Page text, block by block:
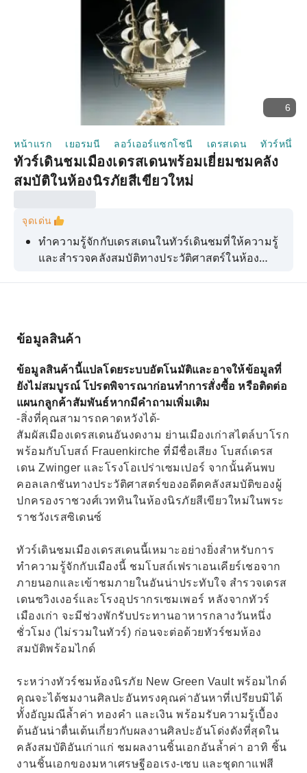
6
หน้าแรก เยอรมนี ลอว์เออร์แซกโซนี เดรสเดน ทัวร์หนึ่งวั
ทัวร์เดินชมเมืองเดรสเดนพร้อมเยี่ยมชมคลัง
สมบัติในห้องนิรภัยสีเขียวใหม่
จุดเด่น
ทำความรู้จักกับเดรสเดนในทัวร์เดินชมที่ให้ความรู้
และสำรวจคลังสมบัติทางประวัติศาสตร์ในห้อง
ข้อมูลสินค้า
ข้อมูลสินค้านี้แปลโดยระบบอัตโนมัติและอาจให้ข้อมูลที่
ยังไม่สมบูรณ์ โปรดพิจารณาก่อนทำการสั่งซื้อ หรือติดต่อ
แผนกลูกค้าสัมพันธ์หากมีคำถามเพิ่มเติม
-สิ่งที่คุณสามารถคาดหวังได้-
สัมผัสเมืองเดรสเดนอันงดงาม ย่านเมืองเก่าสไตล์บาโรก
พร้อมกับโบสถ์ Frauenkirche ที่มีชื่อเสียง โบสถ์เดรส
เดน Zwinger และโรงโอเปร่าเซมเปอร์ จากนั้นค้นพบ
คอลเลกชันทางประวัติศาสตร์ของอดีตคลังสมบัติของผู้
ปกครองราชวงศ์เวททินในห้องนิรภัยสีเขียวใหม่ในพระ
ราชวังเรสซิเดนซ์
ทัวร์เดินชมเมืองเดรสเดนนี้เหมาะอย่างยิ่งสำหรับการ
ทำความรู้จักกับเมืองนี้ ชมโบสถ์เฟราเอนเคียร์เชอจาก
ภายนอกและเข้าชมภายในอันน่าประทับใจ สำรวจเดรส
เดนซวิงเงอร์และโรงอุปรากรเซมเพอร์ หลังจากทัวร์
เมืองเก่า จะมีช่วงพักรับประทานอาหารกลางวันหนึ่ง
ชั่วโมง (ไม่รวมในทัวร์) ก่อนจะต่อด้วยทัวร์ชมห้อง
สมบัติพร้อมไกด์
ระหว่างทัวร์ชมห้องนิรภัย New Green Vault พร้อมไกด์
คุณจะได้ชมงานศิลปะอันทรงคุณค่าอันหาที่เปรียบมิได้
ทั้งอัญมณีล้ำค่า ทองคำ และเงิน พร้อมรับความรู้เบื้อง
ต้นอันน่าตื่นเต้นเกี่ยวกับผลงานศิลปะอันโด่งดังที่สุดใน
คลังสมบัติอันเก่าแก่ ชมผลงานชิ้นเอกอันล้ำค่า อาทิ ชิ้น
งานชิ้นเอกของมหาเศรษฐีออเรง-เซบ และชุดกาแฟสี